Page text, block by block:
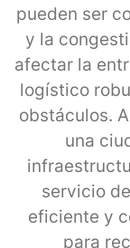
pueden ser
y la
afectar la
logístico
obstáculos.
una
servicio
eficiente y
para